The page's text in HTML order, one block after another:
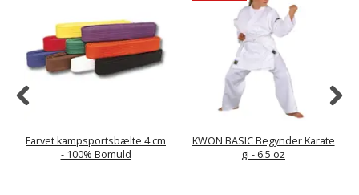
Farvet kampsportsbælte 4 cm
- 100% Bomuld
KWON BASIC Begynder Karate
gi - 6.5 oz